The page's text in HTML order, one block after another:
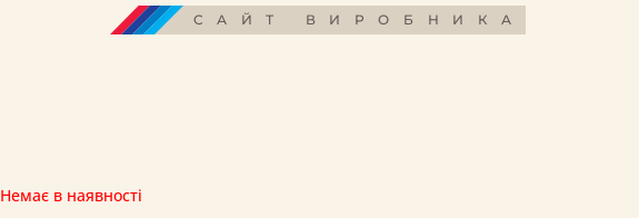
САЙТ ВИРОБНИКА
Немає в наявності